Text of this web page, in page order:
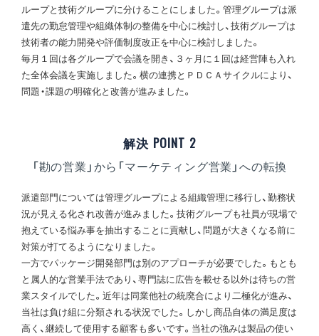
ループと技術グループに分けることにしました。管理グループは派
遣先の勤怠管理や組織体制の整備を中心に検討し、技術グループは
技術者の能力開発や評価制度改正を中心に検討しました。
毎月１回は各グループで会議を開き、３ヶ月に１回は経営陣も入れ
た全体会議を実施しました。横の連携とＰＤＣＡサイクルにより、
問題・課題の明確化と改善が進みました。
解決 POINT 2
「勘の営業」から「マーケティング営業」への転換
派遣部門については管理グループによる組織管理に移行し、勤務状
況が見える化され改善が進みました。技術グループも社員が現場で
抱えている悩み事を抽出することに貢献し、問題が大きくなる前に
対策が打てるようになりました。
一方でパッケージ開発部門は別のアプローチが必要でした。もとも
と属人的な営業手法であり、専門誌に広告を載せる以外は待ちの営
業スタイルでした。近年は同業他社の統廃合により二極化が進み、
当社は負け組に分類される状況でした。しかし商品自体の満足度は
高く、継続して使用する顧客も多いです。当社の強みは製品の使い